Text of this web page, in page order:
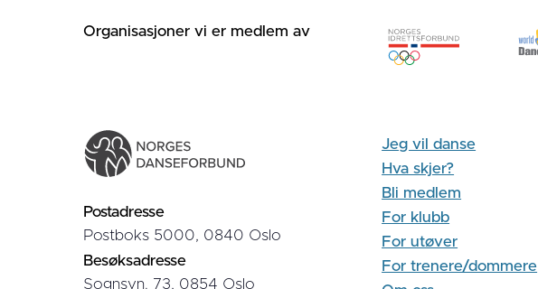
Organisasjoner vi er medlem av
Postadresse
Postboks 5000, 0840 Oslo
Besøksadresse
Sognsvn. 73, 0854 Oslo
Jeg vil danse
Hva skjer?
Bli medlem
For klubb
For utøver
For trenere/dommere